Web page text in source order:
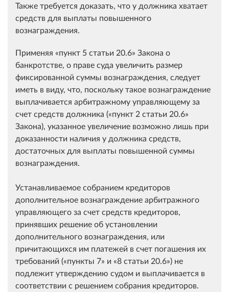
Также требуется доказать, что у должника хватает
средств для выплаты повышенного
вознаграждения.
Применяя пункт 5 статьи 20.6 Закона о
банкротстве, о праве суда увеличить размер
фиксированной суммы вознаграждения, следует
иметь в виду, что, поскольку такое вознаграждение
выплачивается арбитражному управляющему за
счет средств должника ( пункт 2 статьи 20.6
Закона), указанное увеличение возможно лишь при
доказанности наличия у должника средств,
достаточных для выплаты повышенной суммы
вознаграждения.
Устанавливаемое собранием кредиторов
дополнительное вознаграждение арбитражного
управляющего за счет средств кредиторов,
принявших решение об установлении
дополнительного вознаграждения, или
причитающихся им платежей в счет погашения их
требований ( пункты 7 и 8 статьи 20.6 ) не
подлежит утверждению судом и выплачивается в
соответствии с решением собрания кредиторов.